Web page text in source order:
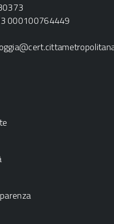
000100764449